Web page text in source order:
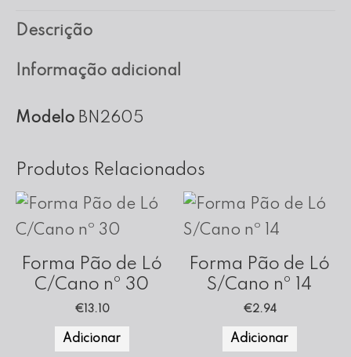
nº
26
cm
Descrição
Informação adicional
Modelo BN2605
Produtos Relacionados
Forma Pão de Ló
C/Cano nº 30
€13.10
Adicionar
Forma Pão de Ló
S/Cano nº 14
€2.94
Adicionar